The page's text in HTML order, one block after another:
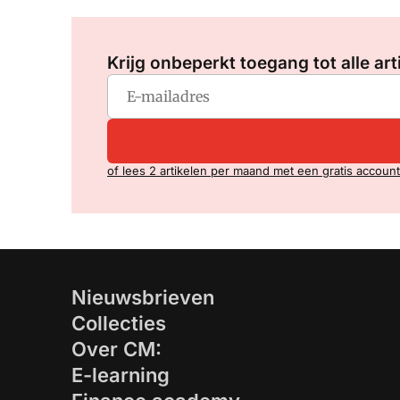
Krijg onbeperkt toegang tot alle
of lees 2 artikelen per maand met een gratis account
Nieuwsbrieven
Collecties
Over CM:
E-learning